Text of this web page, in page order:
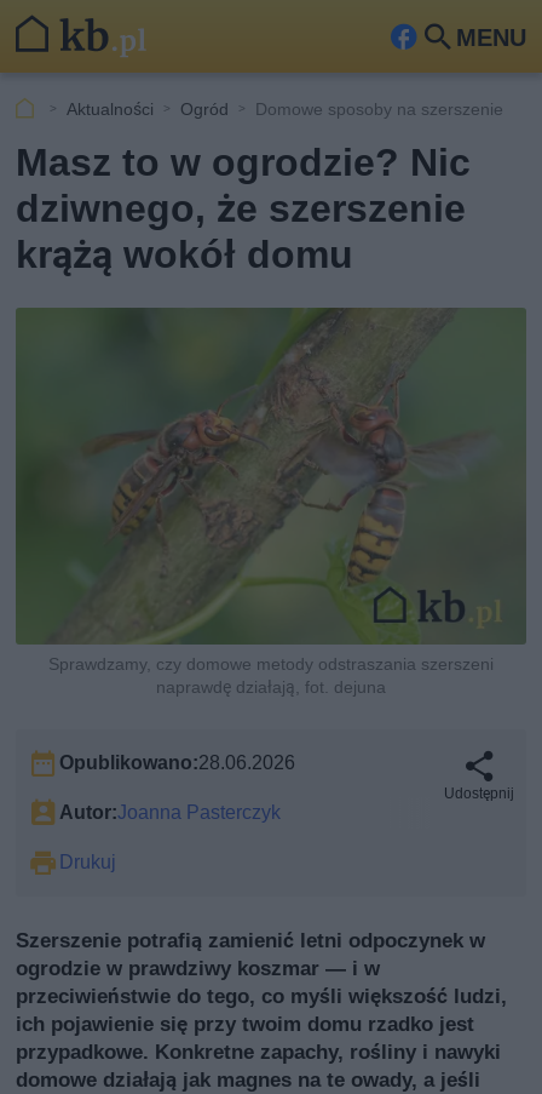
MENU
Fa
ook
Szu
Aktualności Ogród Domowe sposoby na szerszenie
Masz to w ogrodzie? Nic
dziwnego, że szerszenie
krążą wokół domu
Sprawdzamy, czy domowe metody odstraszania szerszeni
naprawdę działają, fot. dejuna
Opublikowano:28.06.2026
Autor:Joanna Pasterczyk
Drukuj
Udostępnij
Szerszenie potrafią zamienić letni odpoczynek w
ogrodzie w prawdziwy koszmar — i w
przeciwieństwie do tego, co myśli większość ludzi,
ich pojawienie się przy twoim domu rzadko jest
przypadkowe. Konkretne zapachy, rośliny i nawyki
domowe działają jak magnes na te owady, a jeśli